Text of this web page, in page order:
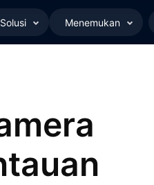
Menemukan